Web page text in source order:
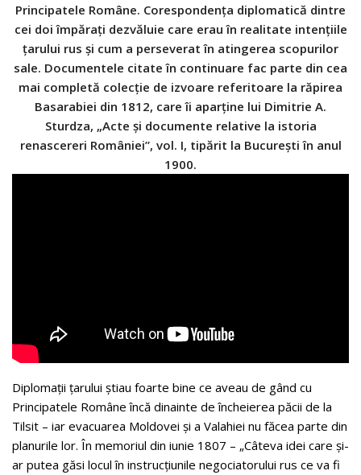
Principatele Române. Corespondența diplomatică dintre
cei doi împărați dezvăluie care erau în realitate intențiile
țarului rus și cum a perseverat în atingerea scopurilor
sale. Documentele citate în continuare fac parte din cea
mai completă colecție de izvoare referitoare la răpirea
Basarabiei din 1812, care îi aparține lui Dimitrie A.
Sturdza, „Acte și documente relative la istoria
renascereri României”, vol. I, tipărit la București în anul
1900.
Diplomații țarului știau foarte bine ce aveau de gând cu
Principatele Române încă dinainte de încheierea păcii de la
Tilsit – iar evacuarea Moldovei și a Valahiei nu făcea parte din
planurile lor. În memoriul din iunie 1807 – „Câteva idei care și-
ar putea găsi locul în instrucțiunile negociatorului rus ce va fi